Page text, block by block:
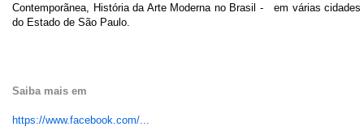
Contemporãnea, História da Arte Moderna no Brasil - em várias cidades
do Estado de São Paulo.
Saiba mais em
https://www.facebook.com/...